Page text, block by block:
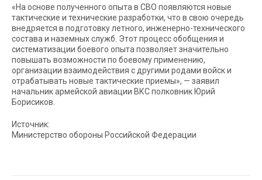
«На основе полученного опыта в СВО появляются новые
тактические и технические разработки, что в свою очередь
внедряется в подготовку летного, инженерно-технического
состава и наземных служб. Этот процесс обобщения и
систематизации боевого опыта позволяет значительно
повышать возможности по боевому применению,
организации взаимодействия с другими родами войск и
отрабатывать новые тактические приемы», — заявил
начальник армейской авиации ВКС полковник Юрий
Борисиков.
Источник:
Министерство обороны Российской Федерации